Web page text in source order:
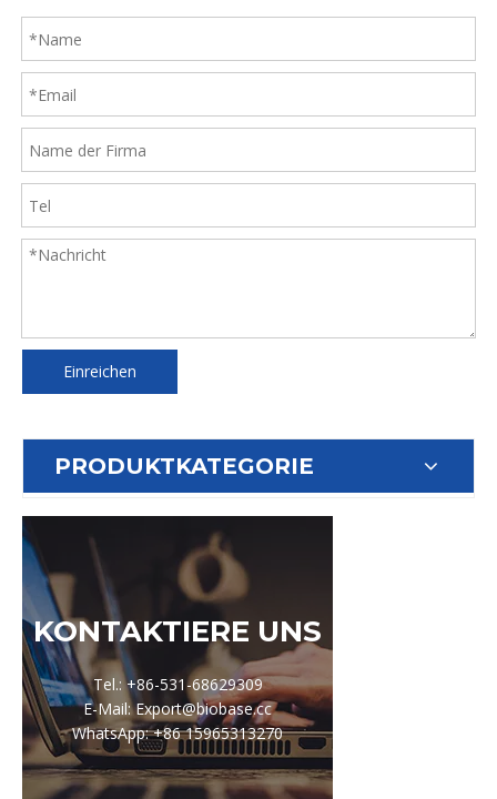
Einreichen
PRODUKTKATEGORIE
KONTAKTIERE UNS
Tel.: +86-531-68629309
E-Mail: Export@biobase.cc
WhatsApp: +86 15965313270